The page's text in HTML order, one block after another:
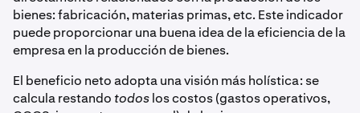
bienes: fabricación, materias primas, etc. Este indicador
puede proporcionar una buena idea de la eficiencia de la
empresa en la producción de bienes.
El beneficio neto adopta una visión más holística: se
calcula restando todoslos costos (gastos operativos,